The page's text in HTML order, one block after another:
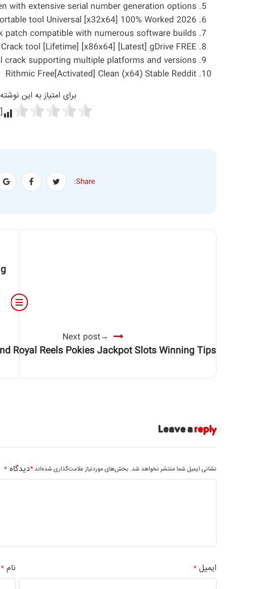
with extensive serial number generation options
tool Universal [x32x64] 100% Worked 2026
patch compatible with numerous software builds
tool [Lifetime] [x86x64] [Latest] gDrive FREE
crack supporting multiple platforms and versions
Rithmic Free[Activated] Clean (x64) Stable Reddit
برای امتیاز به این
Share:
Next post
Royal Reels Pokies Jackpot Slots Winning Tips
Leave areply
نشانی ایمیل شما منتشر نخواهد شد. بخش‌های موردنیاز علامت‌گذاری شده‌اند *دیدگاه *
نام* ایمیل*